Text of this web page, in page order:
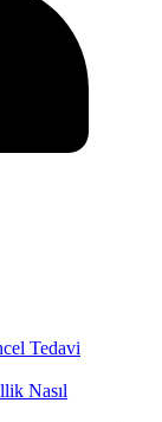
Tedavi
Nasıl